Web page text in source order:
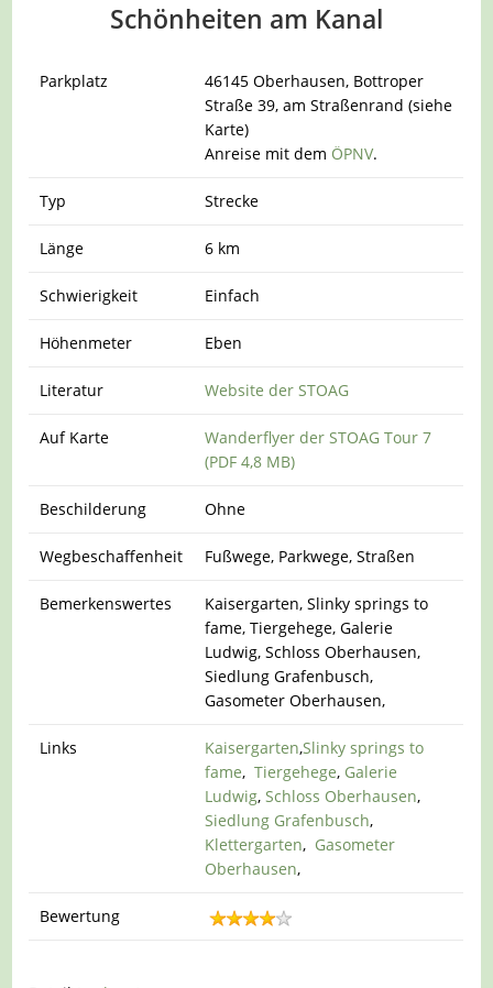
Schönheiten am Kanal
Parkplatz
46145 Oberhausen, Bottroper
Straße 39, am Straßenrand (siehe
Karte)
Anreise mit dem ÖPNV.
Typ Strecke
Länge 6 km
Schwierigkeit Einfach
Höhenmeter Eben
Literatur Website der STOAG
Auf Karte
Wanderflyer der STOAG Tour 7
(PDF 4,8 MB)
Beschilderung Ohne
Wegbeschaffenheit Fußwege, Parkwege, Straßen
Bemerkenswertes
Kaisergarten, Slinky springs to
fame, Tiergehege, Galerie
Ludwig, Schloss Oberhausen,
Siedlung Grafenbusch,
Gasometer Oberhausen,
Links Kaisergarten,Slinky springs to
fame,Tiergehege, Galerie
Ludwig,Schloss Oberhausen,
Siedlung Grafenbusch,
Klettergarten, Gasometer
Oberhausen,
Bewertung